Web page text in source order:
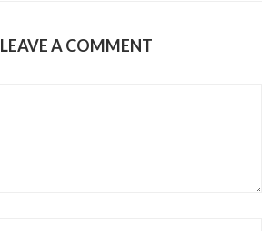
LEAVE A COMMENT